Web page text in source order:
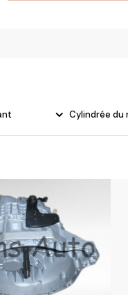
Cylindrée du